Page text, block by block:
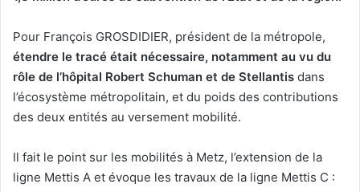
Pour François GROSDIDIER, président de la métropole,
étendre le tracé était nécessaire, notamment au vu du
rôle de l’hôpital Robert Schuman et de Stellantis dans
l’écosystème métropolitain, et du poids des contributions
des deux entités au versement mobilité.
Il fait le point sur les mobilités à Metz, l’extension de la
ligne Mettis A et évoque les travaux de la ligne Mettis C :